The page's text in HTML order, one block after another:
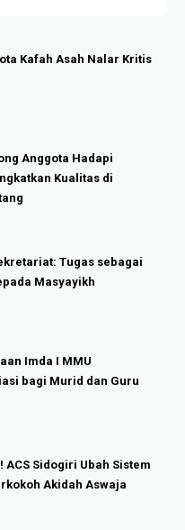
Kafah Asah Nalar Kritis
Anggota Hadapi
Kualitas di
Tugas sebagai
Masyayikh
Imda I MMU
bagi Murid dan Guru
ACS Sidogiri Ubah Sistem
Akidah Aswaja